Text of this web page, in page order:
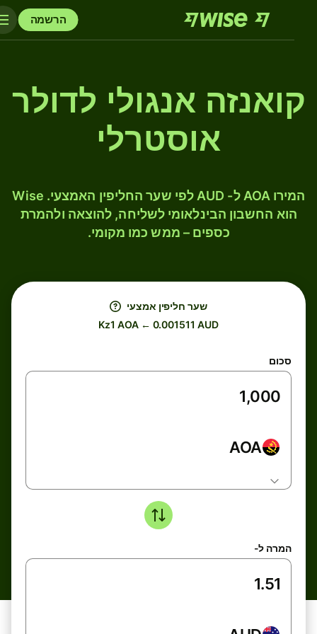
הרשמה
קואנזה אנגולי לדולר
אוסטרלי
המירו AOA ל- AUD לפי שער החליפין האמצעי. Wise
הוא החשבון הבינלאומי לשליחה, להוצאה ולהמרת
כספים – ממש כמו מקומי.
שער חליפין אמצעי
Kz1 AOA ← 0.001511 AUD
סכום
AOA
המרה ל-